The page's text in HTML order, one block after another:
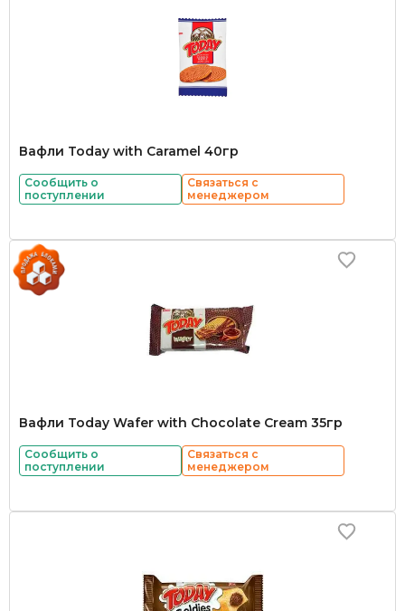
Вафли Today with Caramel 40гр
Сообщить о
поступлении
Связаться с
менеджером
Вафли Today Wafer with Chocolate Cream 35гр
Сообщить о
поступлении
Связаться с
менеджером